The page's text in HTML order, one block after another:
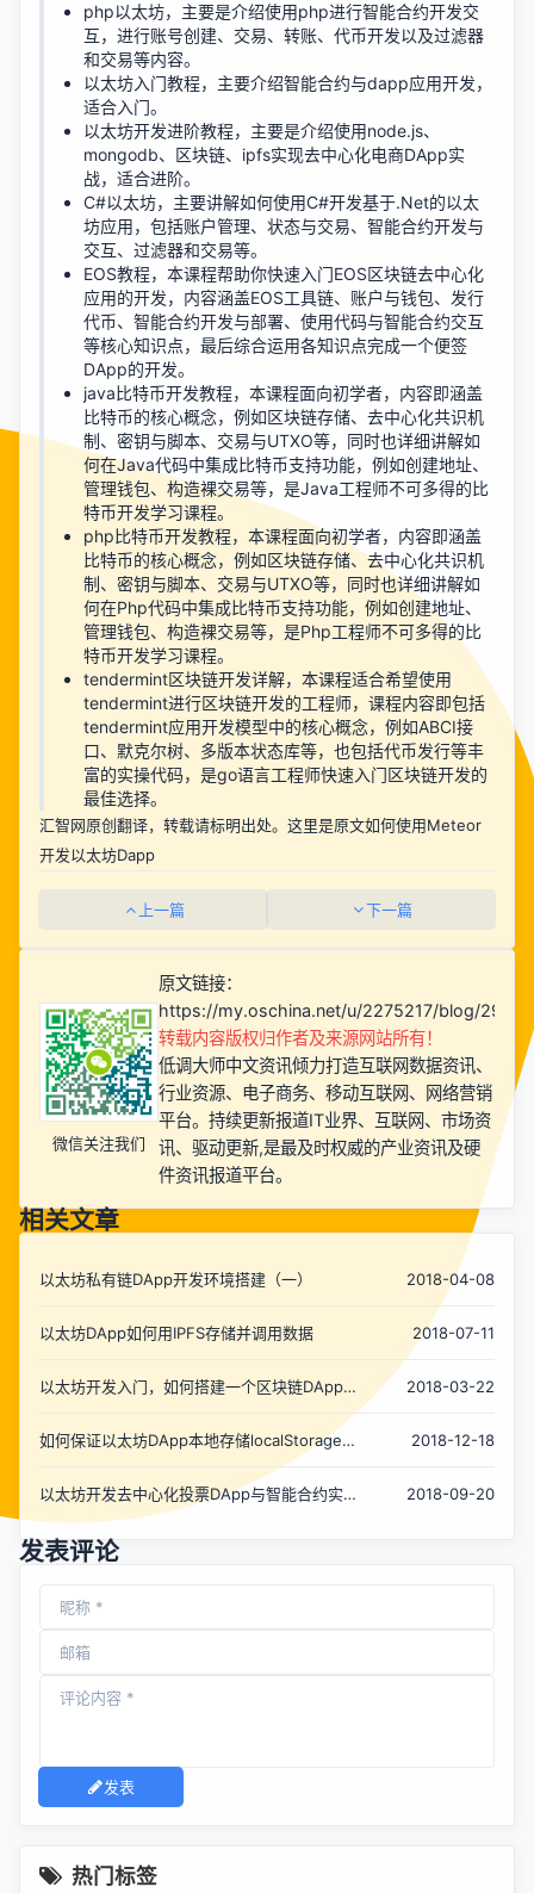
php以太坊，主要是介绍使用php进行智能合约开发交
互，进行账号创建、交易、转账、代币开发以及过滤器
和交易等内容。
以太坊入门教程，主要介绍智能合约与dapp应用开发，
适合入门。
以太坊开发进阶教程，主要是介绍使用node.js、
mongodb、区块链、ipfs实现去中心化电商DApp实
战，适合进阶。
C#以太坊，主要讲解如何使用C#开发基于.Net的以太
坊应用，包括账户管理、状态与交易、智能合约开发与
交互、过滤器和交易等。
EOS教程，本课程帮助你快速入门EOS区块链去中心化
应用的开发，内容涵盖EOS工具链、账户与钱包、发行
代币、智能合约开发与部署、使用代码与智能合约交互
等核心知识点，最后综合运用各知识点完成一个便签
DApp的开发。
java比特币开发教程，本课程面向初学者，内容即涵盖
比特币的核心概念，例如区块链存储、去中心化共识机
制、密钥与脚本、交易与UTXO等，同时也详细讲解如
何在Java代码中集成比特币支持功能，例如创建地址、
管理钱包、构造裸交易等，是Java工程师不可多得的比
特币开发学习课程。
php比特币开发教程，本课程面向初学者，内容即涵盖
比特币的核心概念，例如区块链存储、去中心化共识机
制、密钥与脚本、交易与UTXO等，同时也详细讲解如
何在Php代码中集成比特币支持功能，例如创建地址、
管理钱包、构造裸交易等，是Php工程师不可多得的比
特币开发学习课程。
tendermint区块链开发详解，本课程适合希望使用
tendermint进行区块链开发的工程师，课程内容即包括
tendermint应用开发模型中的核心概念，例如ABCI接
口、默克尔树、多版本状态库等，也包括代币发行等丰
富的实操代码，是go语言工程师快速入门区块链开发的
最佳选择。
汇智网原创翻译，转载请标明出处。这里是原文如何使用Meteor
开发以太坊Dapp
上一篇 下一篇
微信关注我们
原文链接：
https://my.oschina.net/u/2275217/blog/
转载内容版权归作者及来源网站所有！
低调大师中文资讯倾力打造互联网数据资讯、
行业资源、电子商务、移动互联网、网络营销
平台。持续更新报道IT业界、互联网、市场资
讯、驱动更新,是最及时权威的产业资讯及硬
件资讯报道平台。
相关文章
以太坊私有链DApp开发环境搭建（一） 2018-04-08
以太坊DApp如何用IPFS存储并调用数据 2018-07-11
以太坊开发入门，如何搭建一个区块链DApp
2018-03-22
如何保证以太坊DApp本地存储localStorage的
2018-12-18
以太坊开发去中心化投票DApp与智能合约实
例
2018-09-20
发表评论
发表
热门标签